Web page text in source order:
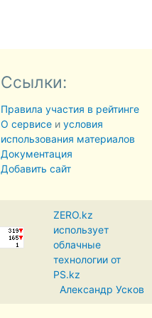
Ссылки:
Правила участия в рейтинге
О сервисеи условия
использования материалов
Документация
Добавить сайт
ZERO.kz
использует
облачные
технологии от
PS.kz
Александр Усков